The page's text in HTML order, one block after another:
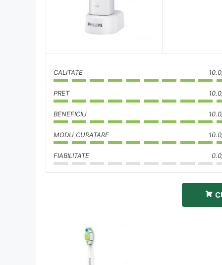
CALITATE
PRET
BENEFICIU
MODU CURATARE
FIABILITATE